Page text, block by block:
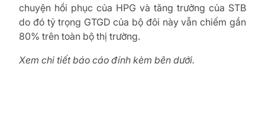
chuyện hồi phục của HPG và tăng trưởng của STB
do đó tỷ trọng GTGD của bộ đôi này vẫn chiếm gần
80% trên toàn bộ thị trường.
Xem chi tiết báo cáo đính kèm bên dưới.